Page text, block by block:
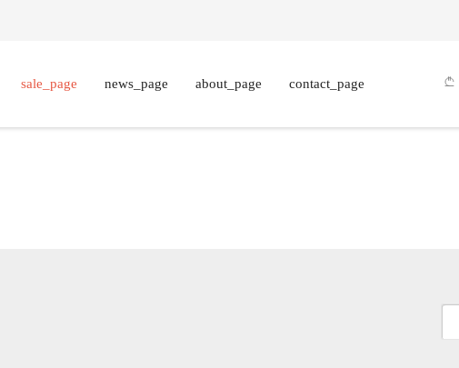
sale_page news_page about_page contact_page